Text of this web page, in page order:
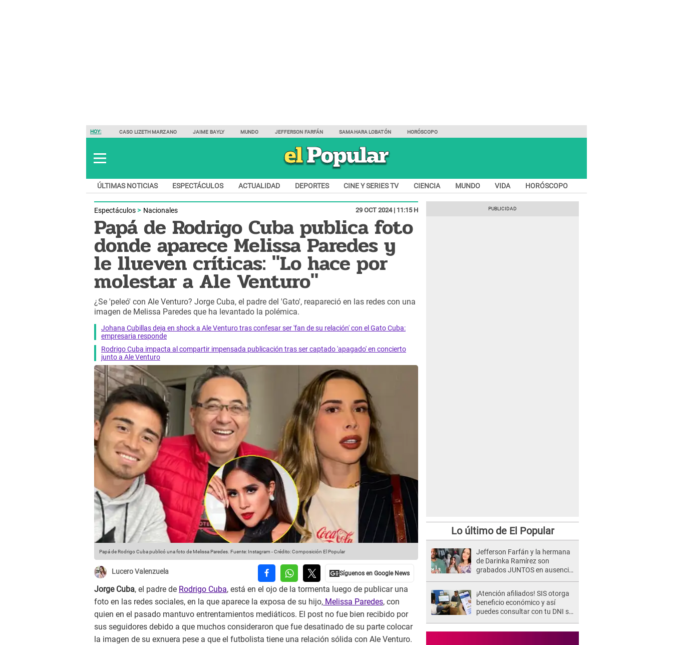
HOY: CASO LIZETH MARZANO JAIME BAYLY MUNDO JEFFERSON FARFÁN SAMAHARA LOBATÓN HORÓSCOPO
ÚLTIMAS NOTICIAS ESPECTÁCULOS ACTUALIDAD DEPORTES CINE Y SERIES TV CIENCIA MUNDO VIDA HORÓSCOPO
Espectáculos Nacionales 29 OCT 2024 | 11:15 H
Papá de Rodrigo Cuba publica foto
donde aparece Melissa Paredes y
le llueven críticas: "Lo hace por
molestar a Ale Venturo"
¿Se 'peleó' con Ale Venturo? Jorge Cuba, el padre del 'Gato', reapareció en las redes con una
imagen de Melissa Paredes que ha levantado la polémica.
Johana Cubillas deja en shock a Ale Venturo tras confesar ser 'fan de su relación' con el Gato Cuba:
empresaria responde
Rodrigo Cuba impacta al compartir impensada publicación tras ser captado 'apagado' en concierto
junto a Ale Venturo
Papá de Rodrigo Cuba publicó una foto de Melissa Paredes. Fuente: Instagram -Crédito: Composición El Popular
Lucero Valenzuela
Jorge Cuba, el padre de Rodrigo Cuba, está en el ojo de la tormenta luego de publicar una
foto en las redes sociales, en la que aparece la exposa de su hijo, Melissa Paredes, con
quien en el pasado mantuvo entrentamientos mediáticos. El post no fue bien recibido por
sus seguidores debido a que muchos consideraron que fue desatinado de su parte colocar
la imagen de su exnuera pese a que el futbolista tiene una relación sólida con Ale Venturo.
Lo último de El Popular
Jefferson Farfán y la hermana
de Darinka Ramírez son
grabados JUNTOS en ausencia
¡Atención afiliados! SIS otorga
beneficio económico y así
puedes consultar con tu DNI si